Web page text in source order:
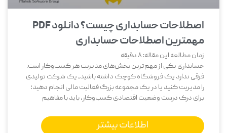
اصطلاحات حسابداری چیست؟ دانلود PDF
مهمترین اصطلاحات حسابداری
زمان مطالعه این مقاله:8دقیقه
حسابداری یکی از مهم‌ترین بخش‌های مدیریت هر کسب‌وکار است.
فرقی ندارد یک فروشگاه کوچک داشته باشید، یک شرکت تولیدی
را مدیریت کنید یا در یک مجموعه بزرگ فعالیت مالی انجام دهید؛
برای درک درست وضعیت اقتصادی کسب‌وکار، باید با مفاهیم
اطلاعات بیشتر